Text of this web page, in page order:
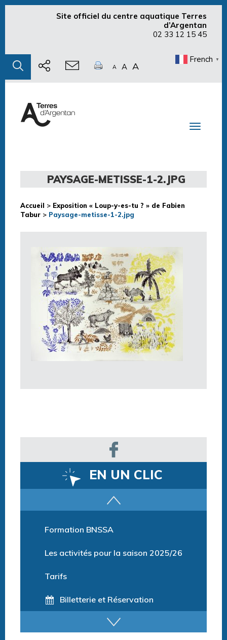
Site officiel du centre aquatique Terres
d’Argentan
02 33 12 15 45
A A A
French ▼
Toggle
PAYSAGE-METISSE-1-2.JPG
Accueil > Exposition « Loup-y-es-tu ? » de Fabien
Tabur > Paysage-metisse-1-2.jpg
EN UN CLIC
Billetterie et Réservation
Horaires espace détente